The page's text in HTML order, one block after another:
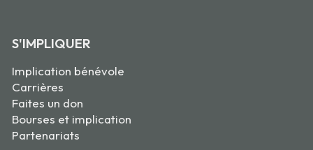
S'IMPLIQUER
Implication bénévole
Carrières
Faites un don
Bourses et implication
Partenariats